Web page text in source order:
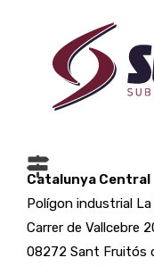
Catalunya Central
Polígon industrial
Carrer de Vallcebre
08272 Sant Fruitós